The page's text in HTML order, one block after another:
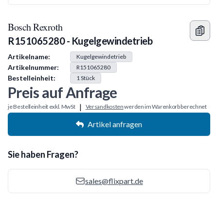
Bosch Rexroth
R151065280 - Kugelgewindetrieb
Produkt Information
Artikelname: Kugelgewindetrieb
Artikelnummer: R151065280
Bestelleinheit: 1Stück
Preis auf Anfrage
je Bestelleinheit exkl. MwSt | Versandkostenwerden im Warenkorb berechnet
Artikel anfragen
Sie haben Fragen?
sales@flixpart.de